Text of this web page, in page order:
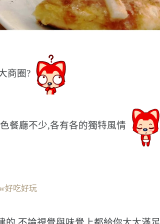
商圈?
餐廳不少,各有各的獨特風情
好吃好玩